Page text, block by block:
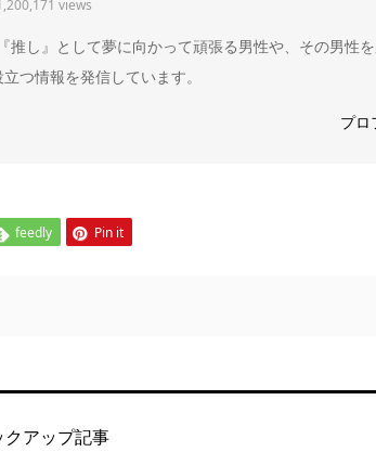
views
推し』として夢に向かって頑張る男性や、その男性
つ情報を発信しています。
プロ
feedly Pin it
クアップ記事